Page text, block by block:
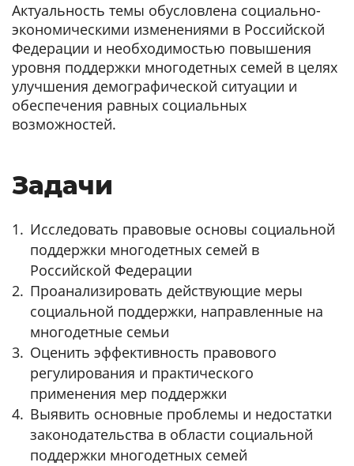
Актуальность темы обусловлена социально-
экономическими изменениями в Российской
Федерации и необходимостью повышения
уровня поддержки многодетных семей в целях
улучшения демографической ситуации и
обеспечения равных социальных
возможностей.
Задачи
Исследовать правовые основы социальной
поддержки многодетных семей в
Российской Федерации
Проанализировать действующие меры
социальной поддержки, направленные на
многодетные семьи
Оценить эффективность правового
регулирования и практического
применения мер поддержки
Выявить основные проблемы и недостатки
законодательства в области социальной
поддержки многодетных семей